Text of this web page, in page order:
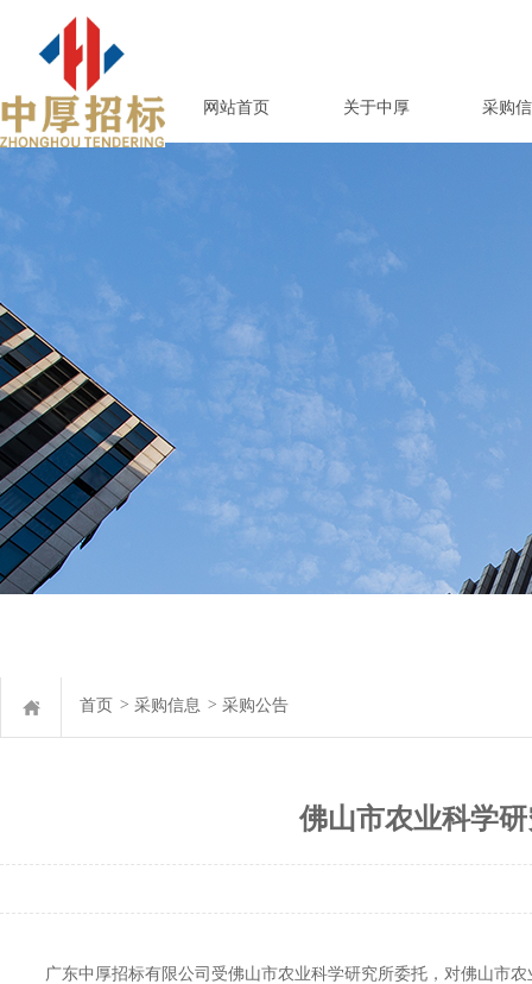
网站首页 关于中厚 采购
首页 > 采购信息 > 采购公告
佛山市农业科学
广东中厚招标有限公司 受佛山市农业科学研究所委托，对佛山市农